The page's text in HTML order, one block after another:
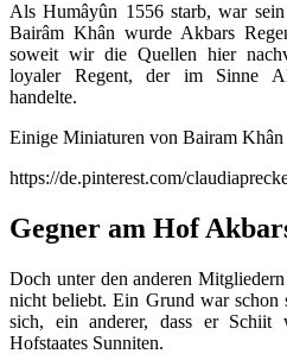
Als Humâyûn 1556 starb, war
Bairâm Khân wurde Akbars
soweit wir die Quellen hier
loyaler Regent, der im Sinne
handelte.
Einige Miniaturen von Bairam Khân
https://de.pinterest.com/
Gegner am Hof
Doch unter den anderen
nicht beliebt. Ein Grund war schon
sich, ein anderer, dass er
Hofstaates Sunniten.